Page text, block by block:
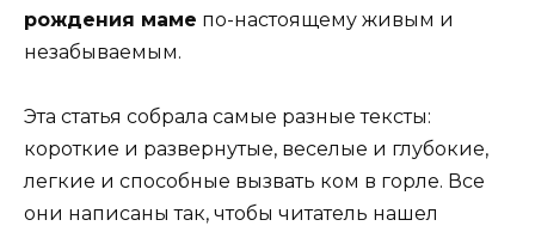
рождения маме по-настоящему живым и
незабываемым.
Эта статья собрала самые разные тексты:
короткие и развернутые, веселые и глубокие,
легкие и способные вызвать ком в горле. Все
они написаны так, чтобы читатель нашел